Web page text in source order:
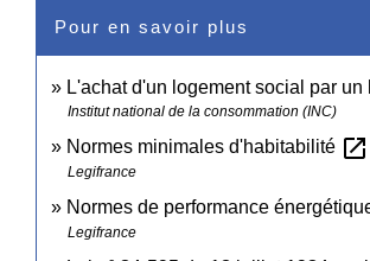
Pour en savoir plus
L'achat d'un logement social par un
Institut national de la consommation (INC)
Normes minimales d'habitabilité open_in_new
Legifrance
Normes de performance
Legifrance